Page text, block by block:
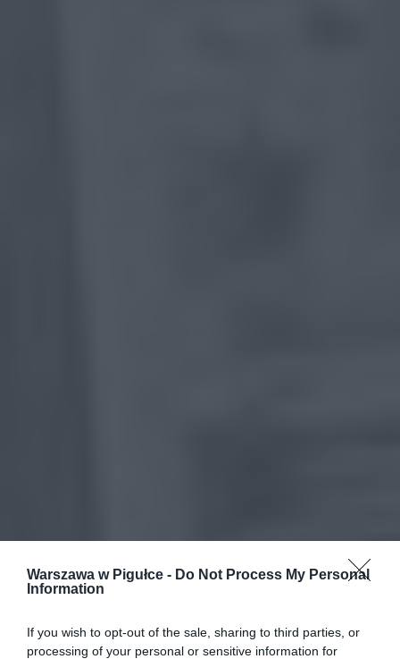
Warszawa w Pigułce - Do Not Process My Personal
Information
If you wish to opt-out of the sale, sharing to third parties, or
processing of your personal or sensitive information for